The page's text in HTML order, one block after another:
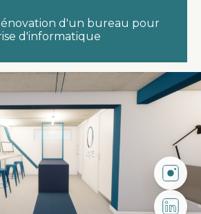
d'un bureau pour
d'informatique
Suivez-
Suivez-